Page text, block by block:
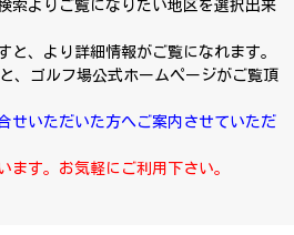
索よりご覧になりたい地区を選択出来
と、より詳細情報がご覧になれます。
、ゴルフ場公式ホームページがご覧頂
せいただいた方へご案内させていただ
ます。お気軽にご利用下さい。